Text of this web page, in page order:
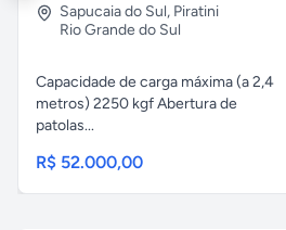
Sapucaia do Sul, Piratini
Rio Grande do Sul
Capacidade de carga máxima (a 2,4
metros) 2250 kgf Abertura de
patolas...
R$ 52.000,00